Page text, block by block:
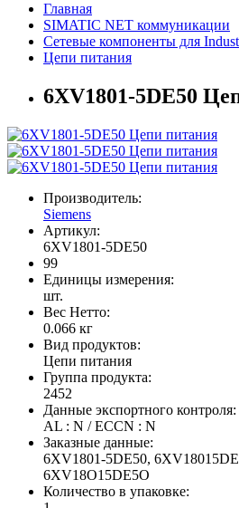
Главная
SIMATIC NET коммуникации
Сетевые компоненты для
Цепи питания
6XV1801-5DE50
Производитель:
Siemens
Артикул:
6XV1801-5DE50
99
Единицы измерения:
шт.
Вес Нетто:
0.066 кг
Вид продуктов:
Цепи питания
Группа продукта:
2452
Данные экспортного контроля:
AL : N / ECCN : N
Заказные данные:
6XV1801-5DE50,
6XV18O15DE5O
Количество в упаковке: